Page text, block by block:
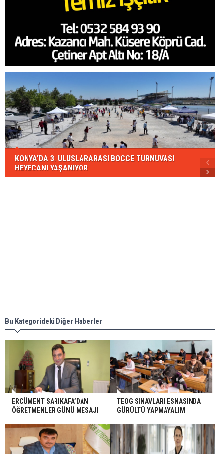
KONYA’DA 3. ULUSLARARASI BOCCE TURNUVASI
HEYECANI YAŞANIYOR
Bu Kategorideki Diğer Haberler
ERCÜMENT SARIKAFA’DAN
ÖĞRETMENLER GÜNÜ MESAJI
TEOG SINAVLARI ESNASINDA
GÜRÜLTÜ YAPMAYALIM